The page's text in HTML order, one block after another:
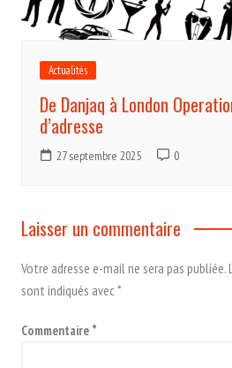
Actualités
De Danjaq à London
d’adresse
27 septembre 2025 0
Laisser un commentaire
Votre adresse e-mail ne sera pas publiée.
sont indiqués avec*
Commentaire *